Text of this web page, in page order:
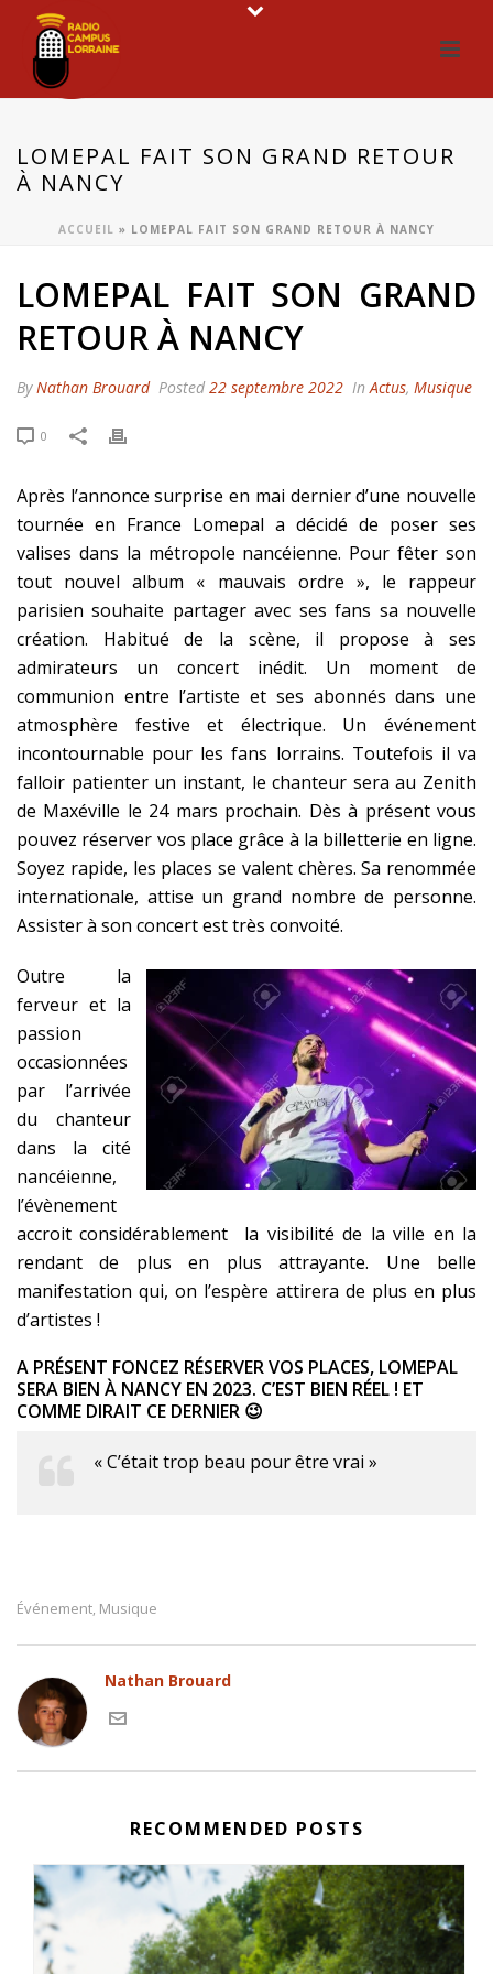
LOMEPAL FAIT SON GRAND RETOUR
À NANCY
ACCUEIL » LOMEPAL FAIT SON GRAND RETOUR À NANCY
LOMEPAL FAIT SON GRAND
RETOUR À NANCY
ByNathan Brouard Posted 22 septembre 2022 InActus, Musique
0
Après l’annonce surprise en mai dernier d’une nouvelle
tournée en France Lomepal a décidé de poser ses
valises dans la métropole nancéienne. Pour fêter son
tout nouvel album « mauvais ordre », le rappeur
parisien souhaite partager avec ses fans sa nouvelle
création. Habitué de la scène, il propose à ses
admirateurs un concert inédit. Un moment de
communion entre l’artiste et ses abonnés dans une
atmosphère festive et électrique. Un événement
incontournable pour les fans lorrains. Toutefois il va
falloir patienter un instant, le chanteur sera au Zenith
de Maxéville le 24 mars prochain. Dès à présent vous
pouvez réserver vos place grâce à la billetterie en ligne.
Soyez rapide, les places se valent chères. Sa renommée
internationale, attise un grand nombre de personne.
Assister à son concert est très convoité.
Outre la
ferveur et la
passion
occasionnées
par l’arrivée
du chanteur
dans la cité
nancéienne,
l’évènement
accroit considérablement la visibilité de la ville en la
rendant de plus en plus attrayante. Une belle
manifestation qui, on l’espère attirera de plus en plus
d’artistes !
A PRÉSENT FONCEZ RÉSERVER VOS PLACES, LOMEPAL
SERA BIEN À NANCY EN 2023. C’EST BIEN RÉEL ! ET
COMME DIRAIT CE DERNIER 😉
« C’était trop beau pour être vrai »
Événement, Musique
Nathan Brouard
RECOMMENDED POSTS